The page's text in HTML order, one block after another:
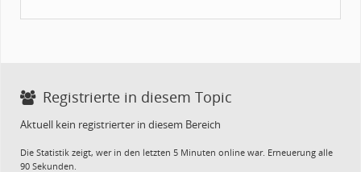
Registrierte in diesem Topic
Aktuell kein registrierter in diesem Bereich
Die Statistik zeigt, wer in den letzten 5 Minuten online war. Erneuerung alle
90 Sekunden.